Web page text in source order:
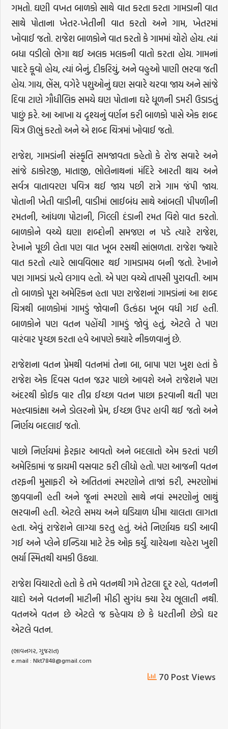
ગમતો. ઘણી વખત બાળકો સાથે વાત કરતા કરતા ગામડાની વાત
સાથે પોતાના ખેતર-ખેતીની વાત કરતો અને ગામ, ખેતરમાં
ખોવાઈ જતો. રાજેશ બાળકોને વાત કરતો કે ગામમાં ચોરો હોય. ત્યાં
બધા વડીલો ભેગા થઈ અલક મલકની વાતો કરતા હોય. ગામનાં
પાદરે કૂવો હોય, ત્યાં બેનું, દીકરિયું, અને વહુઓ પાણી ભરવા જતી
હોય. ગાય, ભેંસ, વગેરે પશુઓનું ઘણ સવારે ચરવા જાય અને સાંજે
દિવા ટાણે ગૌધીલિક સમયે ઘણ પોતાના ઘરે ધૂળની ડમરી ઉડાડતું
પાછું ફરે. આ આખા ય દૃશ્યનું વર્ણન કરી બાળકો પાસે એક શબ્દ
ચિત્ર ઊભું કરતો અને એ શબ્દ ચિત્રમાં ખોવાઈ જતો.
રાજેશ, ગામડાંની સંસ્કૃતિ સમજાવતા કહેતો કે રોજ સવારે અને
સાંજે ઠાકોરજી, માતાજી, ભોલેનાથનાં મંદિરે આરતી થાય અને
સર્વત્ર વાતાવરણ પવિત્ર થઈ જાય પછી રાત્રે ગામ જંપી જાય.
પોતાની ખેતી વાડીની, વાડીમાં ભાઈબંધ સાથે આંબલી પીપળીની
રમતની, આંધળા પોટાની, ગિલ્લી દંડાની રમત વિશે વાત કરતો.
બાળકોને વચ્ચે ઘણા શબ્દોની સમજણ ન પડે ત્યારે રાજેશ,
રેખાને પૂછી લેતા પણ વાત ખૂબ રસથી સાંભળતા. રાજેશ જ્યારે
વાત કરતો ત્યારે ભાવવિભાર થઈ ગામડામય બની જતો. રેખાને
પણ ગામડાં પ્રત્યે લગાવ હતો. એ પણ વચ્ચે તાપસી પુરાવતી. આમ
તો બાળકો પૂરા અમેરિકન હતા પણ રાજેશનાં ગામડાંનાં આ શબ્દ
ચિત્રથી બાળકોમાં ગામડું જોવાની ઉત્કંઠા ખૂબ વધી ગઈ હતી.
બાળકોને પણ વતન પહોંચી ગામડું જોવું હતું, એટલે તે પણ
વારંવાર પૃચ્છા કરતા હવે આપણે ક્યારે નીકળવાનું છે.
રાજેશના વતન પ્રેમથી વતનમાં તેના બા, બાપા પણ ખુશ હતાં કે
રાજેશ એક દિવસ વતન જરૂર પાછો આવશે અને રાજેશને પણ
અંદરથી કોઈક વાર તીવ્ર ઈચ્છા વતન પાછા ફરવાની થતી પણ
મહત્ત્વાકાંક્ષા અને ડોલરનો પ્રેમ, ઈચ્છા ઉપર હાવી થઈ જતો અને
નિર્ણય બદલાઈ જતો.
પાછો નિર્ણયમાં ફેરફાર આવતો અને બદલાતો એમ કરતાં પછી
અમેરિકામાં જ કાયમી વસવાટ કરી લીધો હતો. પણ આજની વતન
તરફની મુસાફરી એ અતિતનાં સ્મરણોને તાજાં કરી, સ્મરણોમાં
જીવવાની હતી અને જૂનાં સ્મરણો સાથે નવાં સ્મરણોનું ભાથું
ભરવાની હતી. એટલે સમય અને ઘડિયાળ ધીમા ચાલતા લાગતા
હતા. એવું રાજેશને લાગ્યા કરતુ હતું. અંતે નિર્ણાયક ઘડી આવી
ગઈ અને પ્લેને ઇન્ડિયા માટે ટેક ઓફ કર્યું. ચારેયના ચહેરા ખુશી
ભર્યા સ્મિતથી ચમકી ઉઠ્યા.
રાજેશ વિચારતો હતો કે તમે વતનથી ગમે તેટલા દૂર રહો, વતનની
યાદો અને વતનની માટીની મીઠી સુગંધ ક્યા રેય ભૂલાતી નથી.
વતનએ વતન છે એટલે જ કહેવાય છે કે ધરતીની છેડો ઘર
એટલે વતન.
(ભાવનગર, ગુજરાત)
e.mail :Nkt7848@gmail.com
70 Post Views